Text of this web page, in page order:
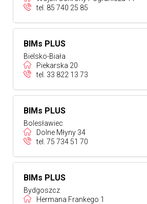
tel. 85 740 25 85
BIMs PLUS
Bielsko-Biała
Piekarska 20
tel. 33 822 13 73
BIMs PLUS
Bolesławiec
Dolne Młyny 34
tel. 75 734 51 70
BIMs PLUS
Bydgoszcz
Hermana Frankego 1